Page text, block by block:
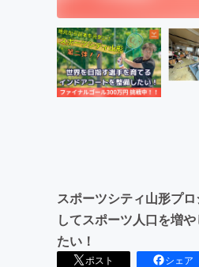
スポーツシティ山形プ
してスポーツ人口を増
たい！
ポスト シェア